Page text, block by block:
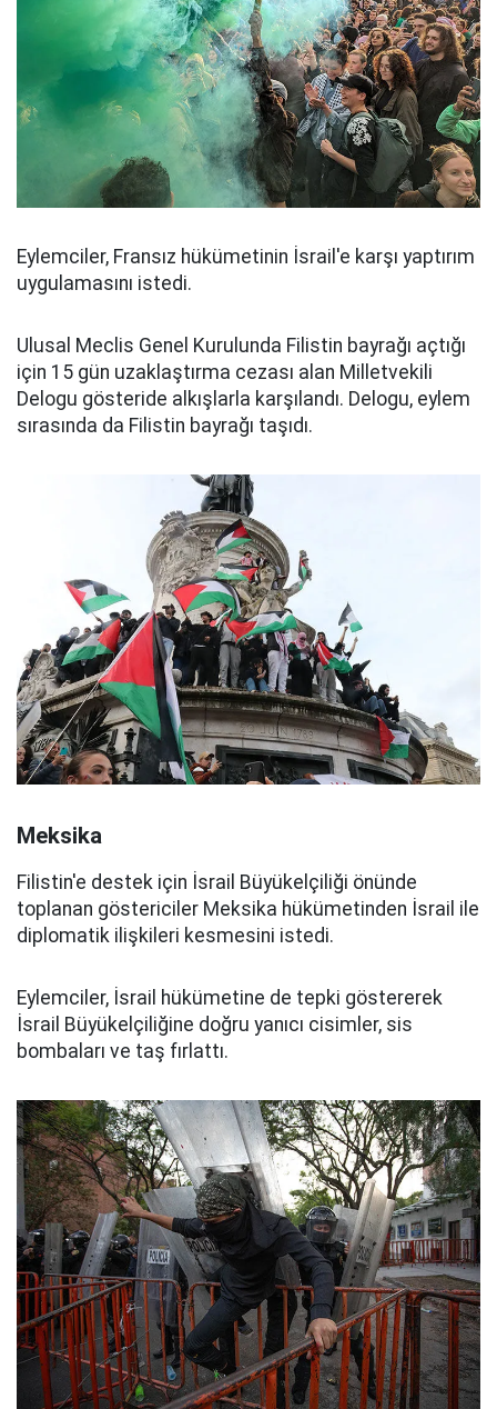
Eylemciler, Fransız hükümetinin İsrail'e karşı yaptırım
uygulamasını istedi.
Ulusal Meclis Genel Kurulunda Filistin bayrağı açtığı
için 15 gün uzaklaştırma cezası alan Milletvekili
Delogu gösteride alkışlarla karşılandı. Delogu, eylem
sırasında da Filistin bayrağı taşıdı.
Meksika
Filistin'e destek için İsrail Büyükelçiliği önünde
toplanan göstericiler Meksika hükümetinden İsrail ile
diplomatik ilişkileri kesmesini istedi.
Eylemciler, İsrail hükümetine de tepki göstererek
İsrail Büyükelçiliğine doğru yanıcı cisimler, sis
bombaları ve taş fırlattı.